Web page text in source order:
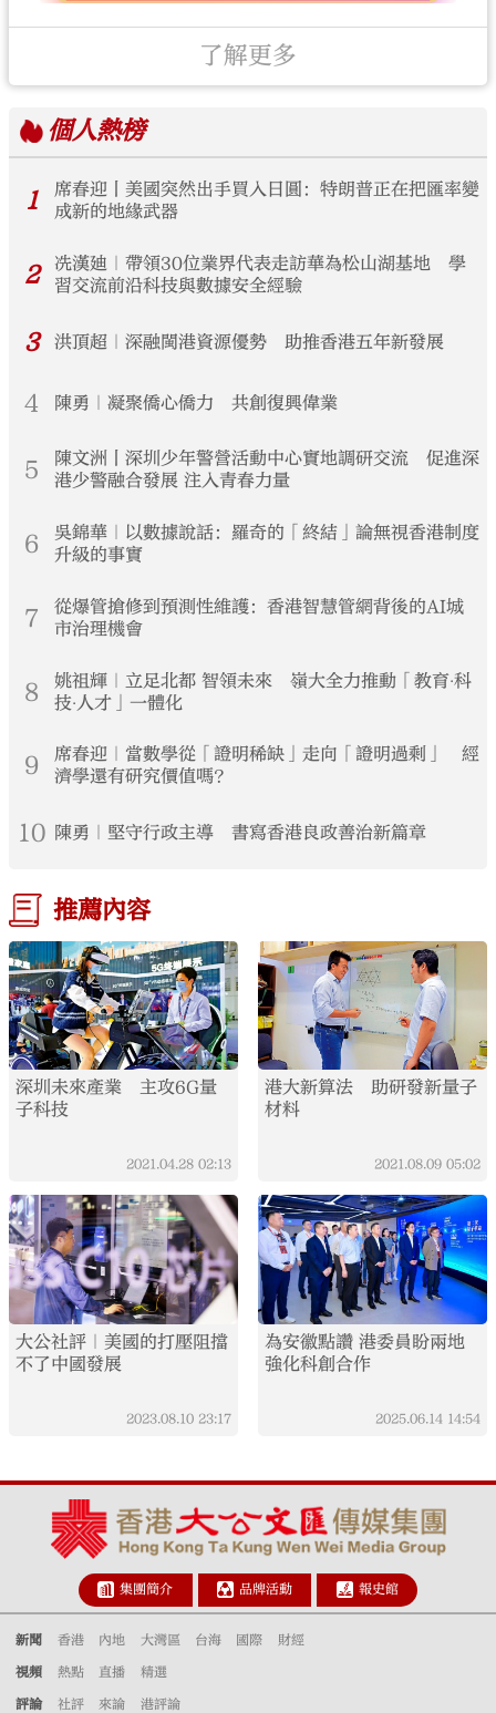
了解更多
個人熱榜
1
席春迎丨美國突然出手買入日圓：特朗普正在把匯率變
成新的地緣武器
2
冼漢廸｜帶領30位業界代表走訪華為松山湖基地 學
習交流前沿科技與數據安全經驗
3 洪頂超｜深融閩港資源優勢 助推香港五年新發展
4 陳勇｜凝聚僑心僑力 共創復興偉業
5
陳文洲丨深圳少年警營活動中心實地調研交流 促進深
港少警融合發展 注入青春力量
6
吳錦華｜以數據說話：羅奇的「終結」論無視香港制度
升級的事實
7
從爆管搶修到預測性維護：香港智慧管網背後的AI城
市治理機會
8
姚祖輝｜立足北都 智領未來 嶺大全力推動「教育‧科
技‧人才」一體化
9
席春迎｜當數學從「證明稀缺」走向「證明過剩」 經
濟學還有研究價值嗎？
10 陳勇｜堅守行政主導 書寫香港良政善治新篇章
推薦內容
深圳未來產業 主攻6G量
子科技
2021.04.28 02:13
港大新算法 助研發新量子
材料
2021.08.09 05:02
大公社評｜美國的打壓阻擋
不了中國發展
2023.08.10 23:17
為安徽點讚 港委員盼兩地
強化科創合作
2025.06.14 14:54
集團簡介 品牌活動 報史館
新聞 香港 內地 大灣區 台海 國際 財經
視頻 熱點 直播 精選
評論 社評 來論 港評論